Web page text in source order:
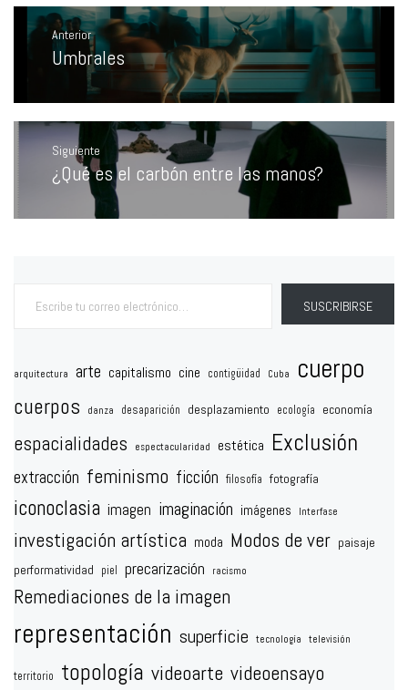
Navegación
de
entradas
Anterior
Entrada
anterior:
Umbrales
Siguiente
Entrada
siguiente:
¿Qué es el carbón entre las manos?
SUSCRIBIRSE
arquitectura arte capitalismo cine contigüidad Cuba cuerpo
cuerpos danza desaparición desplazamiento ecología economía
espacialidades espectacularidad estética Exclusión
extracción feminismo ficción filosofía fotografía
iconoclasia imagen imaginación imágenes Interfase
investigación artística moda Modos de ver paisaje
performatividad
piel precarización racismo
Remediaciones de la imagen
representación superficie tecnología televisión
territorio topología videoarte videoensayo